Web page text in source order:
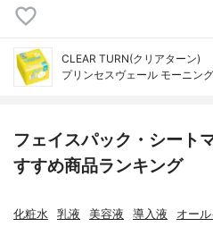
CLEAR TURN(クリアターン)
プリンセスヴェール モーニン
フェイスパック・シート
すすめ商品ランキング
化粧水 乳液 美容液 導入液 オー